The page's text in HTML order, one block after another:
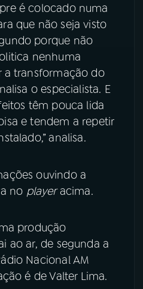
é colocado numa
que não seja visto
porque não
nenhuma
a transformação do
o especialista. E
têm pouca lida
e tendem a repetir
analisa.
ouvindo a
no playeracima.
produção
ao ar, de segunda a
Nacional AM
é de Valter Lima.